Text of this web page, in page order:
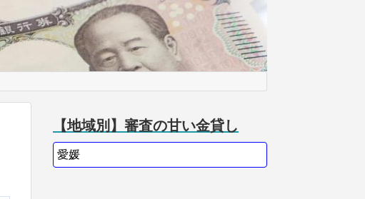
【地域別】審査の甘い金貸し